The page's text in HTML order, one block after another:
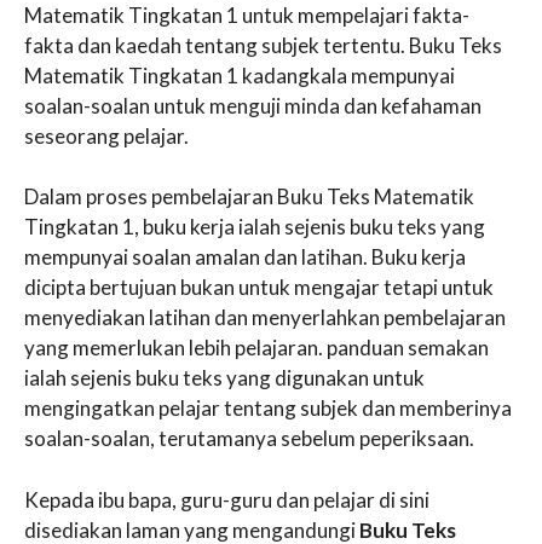
Matematik Tingkatan 1 untuk mempelajari fakta-
fakta dan kaedah tentang subjek tertentu. Buku Teks
Matematik Tingkatan 1 kadangkala mempunyai
soalan-soalan untuk menguji minda dan kefahaman
seseorang pelajar.
Dalam proses pembelajaran Buku Teks Matematik
Tingkatan 1, buku kerja ialah sejenis buku teks yang
mempunyai soalan amalan dan latihan. Buku kerja
dicipta bertujuan bukan untuk mengajar tetapi untuk
menyediakan latihan dan menyerlahkan pembelajaran
yang memerlukan lebih pelajaran. panduan semakan
ialah sejenis buku teks yang digunakan untuk
mengingatkan pelajar tentang subjek dan memberinya
soalan-soalan, terutamanya sebelum peperiksaan.
Kepada ibu bapa, guru-guru dan pelajar di sini
disediakan laman yang mengandungiBuku Teks